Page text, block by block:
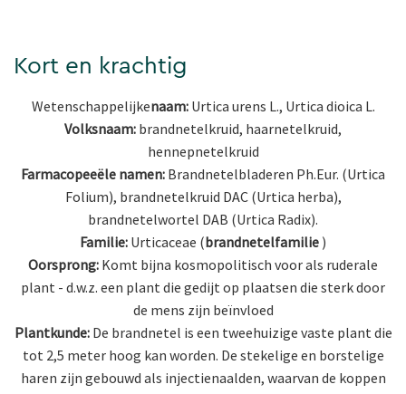
Kort en krachtig
Wetenschappelijkenaam:Urtica urens L., Urtica dioica L.
Volksnaam: brandnetelkruid, haarnetelkruid,
hennepnetelkruid
Farmacopeeële namen: Brandnetelbladeren Ph.Eur. (Urtica
Folium), brandnetelkruid DAC (Urtica herba),
brandnetelwortel DAB (Urtica Radix).
Familie: Urticaceae (brandnetelfamilie )
Oorsprong: Komt bijna kosmopolitisch voor als ruderale
plant - d.w.z. een plant die gedijt op plaatsen die sterk door
de mens zijn beïnvloed
Plantkunde:De brandnetel is een tweehuizige vaste plant die
tot 2,5 meter hoog kan worden. De stekelige en borstelige
haren zijn gebouwd als injectienaalden, waarvan de koppen